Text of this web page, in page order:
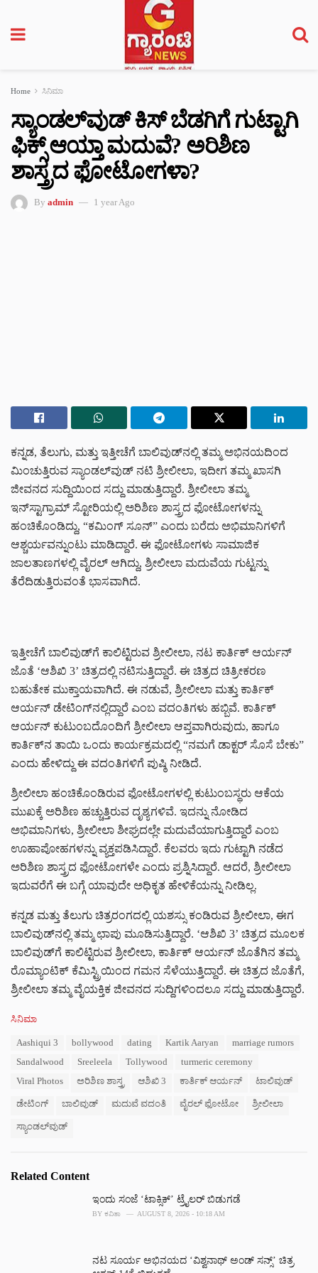
Home ಸಿನಿಮಾ
ಸ್ಯಾಂಡಲ್‌ವುಡ್‌ ಕಿಸ್​ ಬೆಡಗಿಗೆ ಗುಟ್ಟಾಗಿ
ಫಿಕ್ಸ್​ ಆಯ್ತಾ ಮದುವೆ? ಅರಿಶಿಣ
ಶಾಸ್ತ್ರದ ಫೋಟೋಗಳಾ?
By admin 1 year Ago
ಕನ್ನಡ, ತೆಲುಗು, ಮತ್ತು ಇತ್ತೀಚೆಗೆ ಬಾಲಿವುಡ್‌ನಲ್ಲಿ ತಮ್ಮ ಅಭಿನಯದಿಂದ
ಮಿಂಚುತ್ತಿರುವ ಸ್ಯಾಂಡಲ್‌ವುಡ್‌ ನಟಿ ಶ್ರೀಲೀಲಾ, ಇದೀಗ ತಮ್ಮ ಖಾಸಗಿ
ಜೀವನದ ಸುದ್ದಿಯಿಂದ ಸದ್ದು ಮಾಡುತ್ತಿದ್ದಾರೆ. ಶ್ರೀಲೀಲಾ ತಮ್ಮ
ಇನ್‌ಸ್ಟಾಗ್ರಾಮ್ ಸ್ಟೋರಿಯಲ್ಲಿ ಅರಿಶಿಣ ಶಾಸ್ತ್ರದ ಫೋಟೋಗಳನ್ನು
ಹಂಚಿಕೊಂಡಿದ್ದು, “ಕಮಿಂಗ್ ಸೂನ್” ಎಂದು ಬರೆದು ಅಭಿಮಾನಿಗಳಿಗೆ
ಆಶ್ಚರ್ಯವನ್ನುಂಟು ಮಾಡಿದ್ದಾರೆ. ಈ ಫೋಟೋಗಳು ಸಾಮಾಜಿಕ
ಜಾಲತಾಣಗಳಲ್ಲಿ ವೈರಲ್ ಆಗಿದ್ದು, ಶ್ರೀಲೀಲಾ ಮದುವೆಯ ಗುಟ್ಟನ್ನು
ತೆರೆದಿಡುತ್ತಿರುವಂತೆ ಭಾಸವಾಗಿದೆ.
ಇತ್ತೀಚೆಗೆ ಬಾಲಿವುಡ್‌ಗೆ ಕಾಲಿಟ್ಟಿರುವ ಶ್ರೀಲೀಲಾ, ನಟ ಕಾರ್ತಿಕ್ ಆರ್ಯನ್
ಜೊತೆ ‘ಆಶಿಖಿ 3’ ಚಿತ್ರದಲ್ಲಿ ನಟಿಸುತ್ತಿದ್ದಾರೆ. ಈ ಚಿತ್ರದ ಚಿತ್ರೀಕರಣ
ಬಹುತೇಕ ಮುಕ್ತಾಯವಾಗಿದೆ. ಈ ನಡುವೆ, ಶ್ರೀಲೀಲಾ ಮತ್ತು ಕಾರ್ತಿಕ್
ಆರ್ಯನ್ ಡೇಟಿಂಗ್‌ನಲ್ಲಿದ್ದಾರೆ ಎಂಬ ವದಂತಿಗಳು ಹಬ್ಬಿವೆ. ಕಾರ್ತಿಕ್
ಆರ್ಯನ್ ಕುಟುಂಬದೊಂದಿಗೆ ಶ್ರೀಲೀಲಾ ಆಪ್ತವಾಗಿರುವುದು, ಹಾಗೂ
ಕಾರ್ತಿಕ್‌ನ ತಾಯಿ ಒಂದು ಕಾರ್ಯಕ್ರಮದಲ್ಲಿ “ನಮಗೆ ಡಾಕ್ಟರ್ ಸೊಸೆ ಬೇಕು”
ಎಂದು ಹೇಳಿದ್ದು ಈ ವದಂತಿಗಳಿಗೆ ಪುಷ್ಠಿ ನೀಡಿದೆ.
ಶ್ರೀಲೀಲಾ ಹಂಚಿಕೊಂಡಿರುವ ಫೋಟೋಗಳಲ್ಲಿ ಕುಟುಂಬಸ್ಥರು ಆಕೆಯ
ಮುಖಕ್ಕೆ ಅರಿಶಿಣ ಹಚ್ಚುತ್ತಿರುವ ದೃಶ್ಯಗಳಿವೆ. ಇದನ್ನು ನೋಡಿದ
ಅಭಿಮಾನಿಗಳು, ಶ್ರೀಲೀಲಾ ಶೀಘ್ರದಲ್ಲೇ ಮದುವೆಯಾಗುತ್ತಿದ್ದಾರೆ ಎಂಬ
ಊಹಾಪೋಹಗಳನ್ನು ವ್ಯಕ್ತಪಡಿಸಿದ್ದಾರೆ. ಕೆಲವರು ಇದು ಗುಟ್ಟಾಗಿ ನಡೆದ
ಅರಿಶಿಣ ಶಾಸ್ತ್ರದ ಫೋಟೋಗಳೇ ಎಂದು ಪ್ರಶ್ನಿಸಿದ್ದಾರೆ. ಆದರೆ, ಶ್ರೀಲೀಲಾ
ಇದುವರೆಗೆ ಈ ಬಗ್ಗೆ ಯಾವುದೇ ಅಧಿಕೃತ ಹೇಳಿಕೆಯನ್ನು ನೀಡಿಲ್ಲ.
ಕನ್ನಡ ಮತ್ತು ತೆಲುಗು ಚಿತ್ರರಂಗದಲ್ಲಿ ಯಶಸ್ಸು ಕಂಡಿರುವ ಶ್ರೀಲೀಲಾ, ಈಗ
ಬಾಲಿವುಡ್‌ನಲ್ಲಿ ತಮ್ಮ ಛಾಪು ಮೂಡಿಸುತ್ತಿದ್ದಾರೆ. ‘ಆಶಿಖಿ 3’ ಚಿತ್ರದ ಮೂಲಕ
ಬಾಲಿವುಡ್‌ಗೆ ಕಾಲಿಟ್ಟಿರುವ ಶ್ರೀಲೀಲಾ, ಕಾರ್ತಿಕ್ ಆರ್ಯನ್ ಜೊತೆಗಿನ ತಮ್ಮ
ರೊಮ್ಯಾಂಟಿಕ್ ಕೆಮಿಸ್ಟ್ರಿಯಿಂದ ಗಮನ ಸೆಳೆಯುತ್ತಿದ್ದಾರೆ. ಈ ಚಿತ್ರದ ಜೊತೆಗೆ,
ಶ್ರೀಲೀಲಾ ತಮ್ಮ ವೈಯಕ್ತಿಕ ಜೀವನದ ಸುದ್ದಿಗಳಿಂದಲೂ ಸದ್ದು ಮಾಡುತ್ತಿದ್ದಾರೆ.
C
ಸಿನಿಮಾ
Aashiqui 3 bollywood dating Kartik Aaryan
marriage rumors
Sandalwood
Sreeleela Tollywood
turmeric ceremony
Viral Photos
ಅರಿಶಿಣ ಶಾಸ್ತ್ರ ಆಶಿಖಿ 3 ಕಾರ್ತಿಕ್ ಆರ್ಯನ್ ಟಾಲಿವುಡ್
ಡೇಟಿಂಗ್ ಬಾಲಿವುಡ್ ಮದುವೆ ವದಂತಿ ವೈರಲ್ ಫೋಟೋ ಶ್ರೀಲೀಲಾ
ಸ್ಯಾಂಡಲ್‌ವುಡ್
Related Content
ಇಂದು ಸಂಜೆ ‘ಟಾಕ್ಸಿಕ್’ ಟ್ರೈಲರ್ ಬಿಡುಗಡೆ
BY ಕವಿತಾ AUGUST 8, 2026 - 10:18 AM
ನಟ ಸೂರ್ಯ ಅಭಿನಯದ ‘ವಿಶ್ವನಾಥ್ ಅಂಡ್ ಸನ್ಸ್’ ಚಿತ್ರ